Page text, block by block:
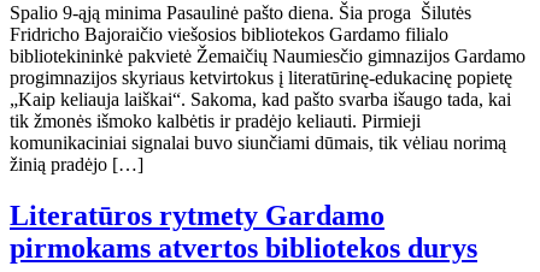
Spalio 9-ąją minima Pasaulinė pašto diena. Šia proga Šilutės
Fridricho Bajoraičio viešosios bibliotekos Gardamo filialo
bibliotekininkė pakvietė Žemaičių Naumiesčio gimnazijos Gardamo
progimnazijos skyriaus ketvirtokus į literatūrinę-edukacinę popietę
„Kaip keliauja laiškai“. Sakoma, kad pašto svarba išaugo tada, kai
tik žmonės išmoko kalbėtis ir pradėjo keliauti. Pirmieji
komunikaciniai signalai buvo siunčiami dūmais, tik vėliau norimą
žinią pradėjo […]
Literatūros rytmety Gardamo
pirmokams atvertos bibliotekos durys